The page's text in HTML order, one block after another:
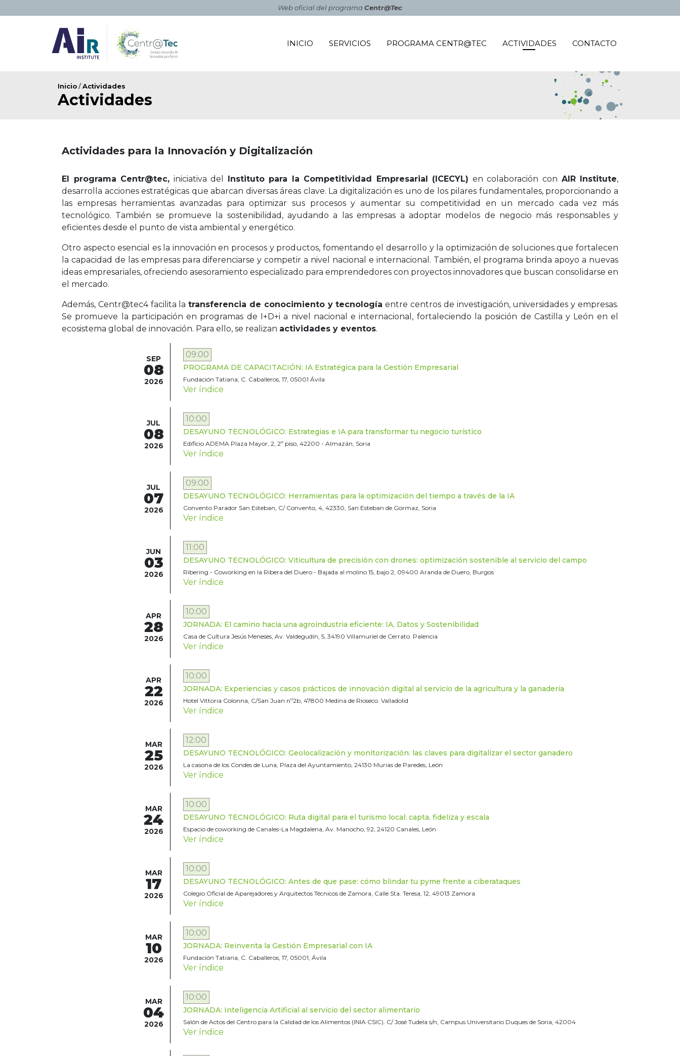
Web oficial del programa Centr@Tec
INICIO SERVICIOS PROGRAMA CENTR@TEC ACTIVIDADES CONTACTO
Ruta de navegación
Inicio Actividades
Actividades
Actividades para la Innovación y Digitalización
El programa Centr@tec, iniciativa del Instituto para la Competitividad Empresarial (ICECYL) en colaboración con AIR Institute,
desarrolla acciones estratégicas que abarcan diversas áreas clave. La digitalización es uno de los pilares fundamentales, proporcionando a
las empresas herramientas avanzadas para optimizar sus procesos y aumentar su competitividad en un mercado cada vez más
tecnológico. También se promueve la sostenibilidad, ayudando a las empresas a adoptar modelos de negocio más responsables y
eficientes desde el punto de vista ambiental y energético.
Otro aspecto esencial es la innovación en procesos y productos, fomentando el desarrollo y la optimización de soluciones que fortalecen
la capacidad de las empresas para diferenciarse y competir a nivel nacional e internacional. También, el programa brinda apoyo a nuevas
ideas empresariales, ofreciendo asesoramiento especializado para emprendedores con proyectos innovadores que buscan consolidarse en
el mercado.
Además, Centr@tec4 facilita latransferencia de conocimiento y tecnología entre centros de investigación, universidades y empresas.
Se promueve la participación en programas de I+D+i a nivel nacional e internacional, fortaleciendo la posición de Castilla y León en el
ecosistema global de innovación. Para ello, se realizan actividades y eventos.
SEP
08
2026
09:00
PROGRAMA DE CAPACITACIÓN: IA Estratégica para la Gestión Empresarial
Fundación Tatiana, C. Caballeros, 17, 05001 Ávila
Ver índice
JUL
08
2026
10:00
DESAYUNO TECNOLÓGICO: Estrategias e IA para transformar tu negocio turístico
Edificio ADEMA Plaza Mayor, 2, 2º piso, 42200 - Almazán, Soria
Ver índice
JUL
07
2026
09:00
DESAYUNO TECNOLÓGICO: Herramientas para la optimización del tiempo a través de la IA
Convento Parador San Esteban, C/ Convento, 4, 42330, San Esteban de Gormaz, Soria
Ver índice
JUN
03
2026
11:00
DESAYUNO TECNOLÓGICO: Viticultura de precisión con drones: optimización sostenible al servicio del campo
Ribering - Coworking en la Ribera del Duero - Bajada al molino 15, bajo 2, 09400 Aranda de Duero, Burgos
Ver índice
APR
28
2026
10:00
JORNADA: El camino hacia una agroindustria eficiente: IA, Datos y Sostenibilidad
Casa de Cultura Jesús Meneses, Av. Valdegudín, 5, 34190 Villamuriel de Cerrato. Palencia
Ver índice
APR
22
2026
10:00
JORNADA: Experiencias y casos prácticos de innovación digital al servicio de la agricultura y la ganadería
Hotel Vittoria Colonna, C/San Juan nº2b, 47800 Medina de Rioseco. Valladolid
Ver índice
MAR
25
2026
12:00
DESAYUNO TECNOLÓGICO: Geolocalización y monitorización: las claves para digitalizar el sector ganadero
La casona de los Condes de Luna, Plaza del Ayuntamiento, 24130 Murias de Paredes, León
Ver índice
MAR
24
2026
10:00
DESAYUNO TECNOLÓGICO: Ruta digital para el turismo local: capta, fideliza y escala
Espacio de coworking de Canales-La Magdalena, Av. Manocho, 92, 24120 Canales, León
Ver índice
MAR
17
2026
10:00
DESAYUNO TECNOLÓGICO: Antes de que pase: cómo blindar tu pyme frente a ciberataques
Colegio Oficial de Aparejadores y Arquitectos Técnicos de Zamora, Calle Sta. Teresa, 12, 49013 Zamora
Ver índice
MAR
10
2026
10:00
JORNADA: Reinventa la Gestión Empresarial con IA
Fundación Tatiana, C. Caballeros, 17, 05001, Ávila
Ver índice
MAR
04
2026
10:00
JORNADA: Inteligencia Artificial al servicio del sector alimentario
Salón de Actos del Centro para la Calidad de los Alimentos (INIA CSIC). ​​​C/ José Tudela s/n, Campus Universitario Duques de Soria, 42004
Ver índice